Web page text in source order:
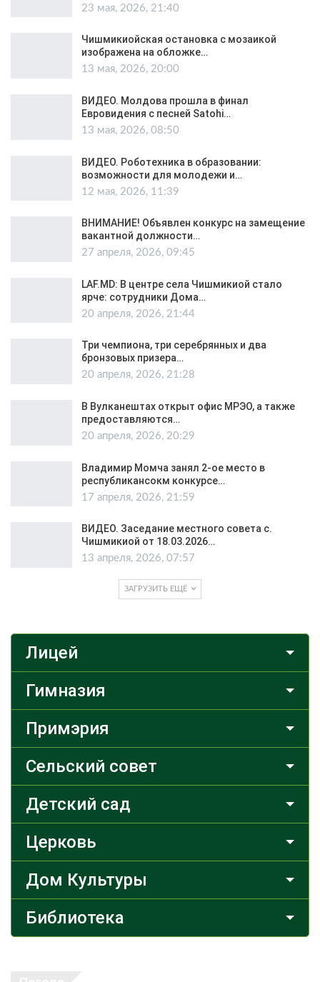
23 мая, 2026, 21:40
Чишмикиойская остановка с мозаикой
изображена на обложке…
13 мая, 2026, 20:00
ВИДЕО. Молдова прошла в финал
Евровидения с песней Satohi…
13 мая, 2026, 08:50
ВИДЕО. Роботехника в образовании:
возможности для молодежи и…
12 мая, 2026, 11:39
ВНИМАНИЕ! Объявлен конкурс на замещение
вакантной должности…
27 апреля, 2026, 09:45
LAF.MD: В центре села Чишмикиой стало
ярче: сотрудники Дома…
20 апреля, 2026, 21:44
Три чемпиона, три серебрянных и два
бронзовых призера…
20 апреля, 2026, 21:28
В Вулканештах открыт офис МРЭО, а также
предоставляются…
20 апреля, 2026, 20:29
Владимир Момча занял 2-ое место в
республикансокм конкурсе…
17 апреля, 2026, 21:59
ВИДЕО. Заседание местного совета с.
Чишмикиой от 18.03.2026…
13 апреля, 2026, 07:57
ЗАГРУЗИТЬ ЕЩЁ
Лицей
Гимназия
Примэрия
Сельский совет
Детский сад
Церковь
Дом Культуры
Библиотека